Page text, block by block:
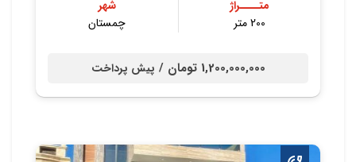
متــــراژ
200 متر
شهر
چمستان
1,200,000,000 تومان / پیش پرداخت